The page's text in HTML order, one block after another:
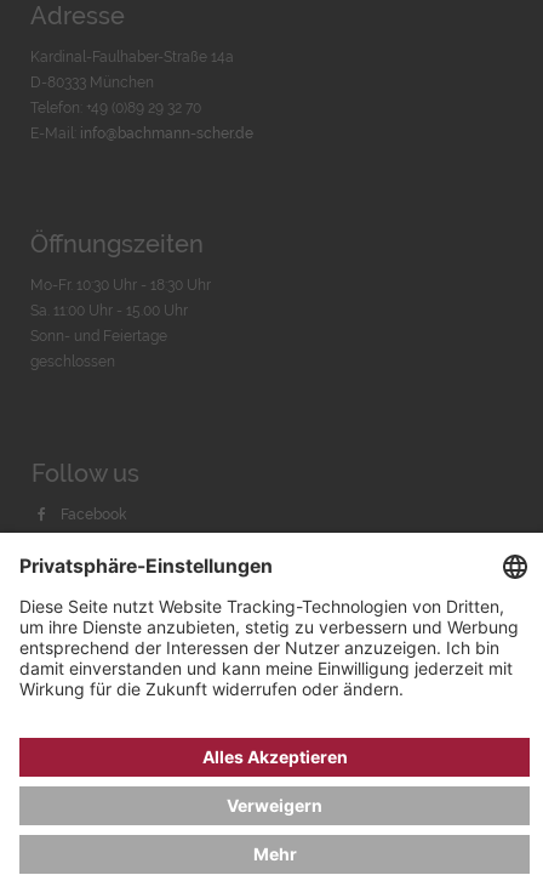
Adresse
Kardinal-Faulhaber-Straße 14a
D-80333 München
Telefon: +49 (0)89 29 32 70
E-Mail: info@bachmann-scher.de
Öffnungszeiten
Mo-Fr. 10:30 Uhr - 18:30 Uhr
Sa. 11:00 Uhr - 15.00 Uhr
Sonn- und Feiertage
geschlossen
Follow us
Facebook
Youtube
Bachmann & Scher GmbH / Watchandco GmbH
IMPRESSUM
AGB & WIDERRUF
COOKIE-EINSTELLUNGEN